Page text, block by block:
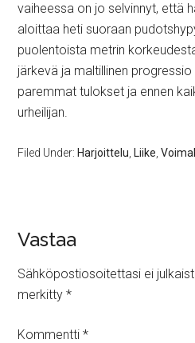
vaiheessa on jo selvinnyt, että
aloittaa heti suoraan
puolentoista metrin
järkevä ja maltillinen
paremmat tulokset ja ennen
urheilijan.
Filed Under: Harjoittelu Liike ,
Vastaa
Sähköpostiosoitettasi ei
merkitty*
Kommentti*